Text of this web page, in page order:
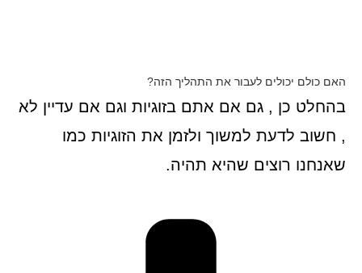
האם כולם יכולים לעבור את התהליך הזה?
בהחלט כן , גם אם אתם בזוגיות וגם אם עדיין לא
, חשוב לדעת למשוך ולזמן את הזוגיות כמו
שאנחנו רוצים שהיא תהיה.